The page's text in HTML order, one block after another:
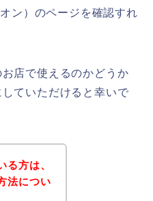
ン）のページを確認すれ
店で使えるのかどうか
ていただけると幸いで
方は、
法につい